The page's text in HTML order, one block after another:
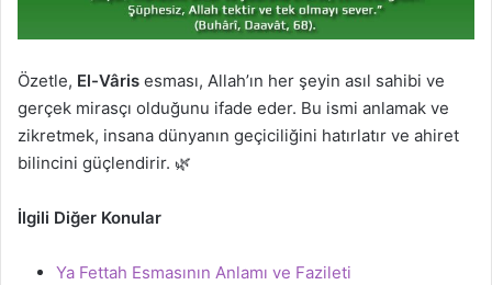
Özetle, El-Vâris esması, Allah’ın her şeyin asıl sahibi ve
gerçek mirasçı olduğunu ifade eder. Bu ismi anlamak ve
zikretmek, insana dünyanın geçiciliğini hatırlatır ve ahiret
bilincini güçlendirir. 🌿
İlgili Diğer Konular
Ya Fettah Esmasının Anlamı ve Fazileti